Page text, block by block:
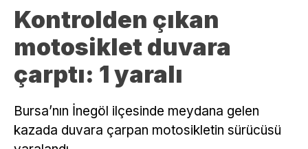
Kontrolden çıkan
motosiklet duvara
çarptı: 1 yaralı
Bursa’nın İnegöl ilçesinde meydana gelen
kazada duvara çarpan motosikletin sürücüsü